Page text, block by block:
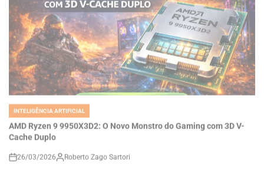
POSTED
IN
INTELIGÊNCIA ARTIFICIAL
AMD Ryzen 9 9950X3D2: O Novo Monstro do Gaming com 3D V-
Cache Duplo
on
26/03/2026 Roberto Zago Sartori